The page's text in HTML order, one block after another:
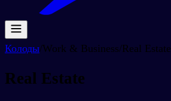
Колоды/Work & Business/Real Estate
Real Estate